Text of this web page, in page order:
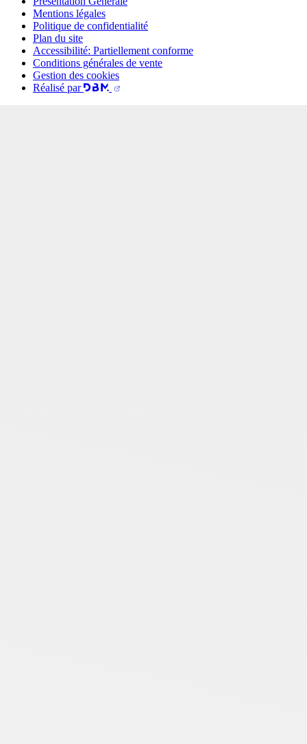
Mentions légales
Politique de confidentialité
Plan du site
Accessibilité: Partiellement conforme
Conditions générales de vente
Gestion des cookies
Réalisé par